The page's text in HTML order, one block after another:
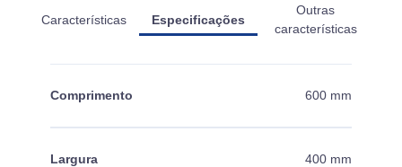
Características Especificações
Outras
características
Comprimento 600 mm
Largura 400 mm